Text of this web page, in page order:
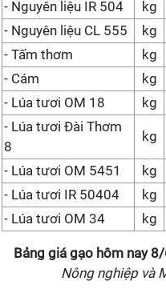
- Nguyên liệu IR 504 kg
- Nguyên liệu CL 555 kg
- Tấm thơm
kg
- Cám
kg
- Lúa tươi OM 18
kg
- Lúa tươi Đài Thơm
8
kg
- Lúa tươi OM 5451 kg
- Lúa tươi IR 50404
kg
- Lúa tươi OM 34
kg
Bảng giá gạo hôm nay8/
Nông nghiệp và